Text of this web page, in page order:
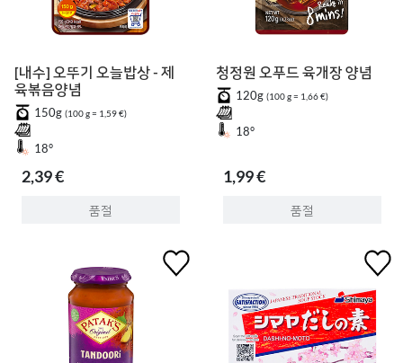
[내수] 오뚜기 오늘밥상 - 제
육볶음양념
150g (100 g = 1,59 €)
18°
2,39 €
품절
청정원 오푸드 육개장 양념
120g (100 g = 1,66 €)
18°
1,99 €
품절